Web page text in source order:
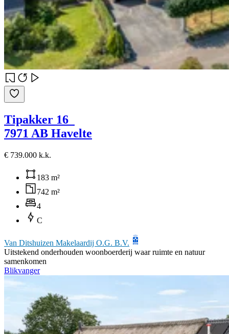
Tipakker 16
7971 AB Havelte
€ 739.000 k.k.
183 m²
742 m²
4
C
Van Ditshuizen Makelaardij O.G. B.V.
Uitstekend onderhouden woonboerderij waar ruimte en natuur
samenkomen
Blikvanger